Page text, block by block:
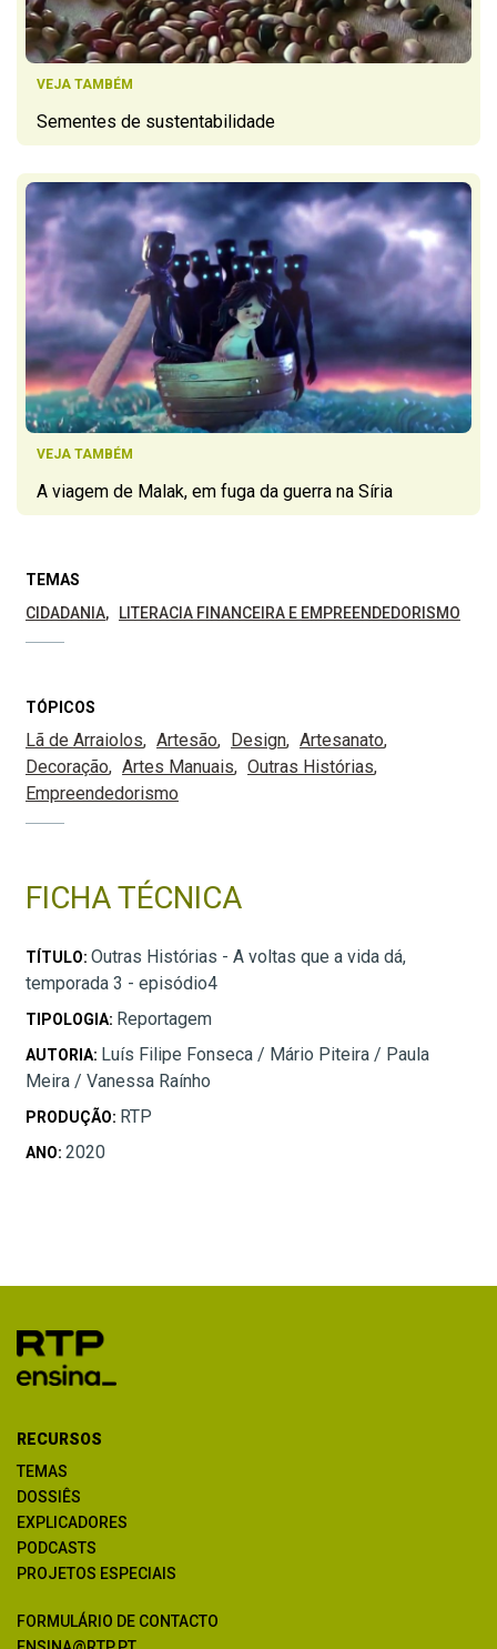
VEJA TAMBÉM
Sementes de sustentabilidade
VEJA TAMBÉM
A viagem de Malak, em fuga da guerra na Síria
TEMAS
CIDADANIA
LITERACIA FINANCEIRA E EMPREENDEDORISMO
TÓPICOS
Lã de Arraiolos Artesão Design
Artesanato
Decoração
Artes Manuais
Outras Histórias
Empreendedorismo
FICHA TÉCNICA
TÍTULO: Outras Histórias - A voltas que a vida dá,
temporada 3 - episódio4
TIPOLOGIA: Reportagem
AUTORIA: Luís Filipe Fonseca / Mário Piteira / Paula
Meira / Vanessa Raínho
PRODUÇÃO: RTP
ANO: 2020
RECURSOS
TEMAS
DOSSIÊS
EXPLICADORES
PODCASTS
PROJETOS ESPECIAIS
FORMULÁRIO DE CONTACTO